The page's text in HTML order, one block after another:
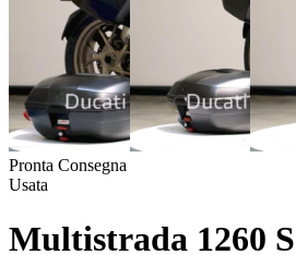
Pronta Consegna
Usata
Multistrada 1260